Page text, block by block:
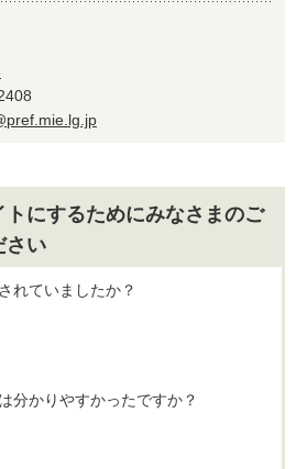
トにするためにみなさまのご
さい
れていましたか？
分かりやすかったですか？